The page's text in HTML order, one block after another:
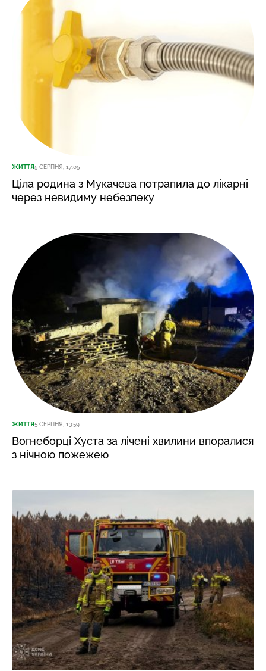
ЖИТТЯ5 СЕРПНЯ, 17:05
Ціла родина з Мукачева потрапила до лікарні
через невидиму небезпеку
ЖИТТЯ5 СЕРПНЯ, 13:59
Вогнеборці Хуста за лічені хвилини впоралися
з нічною пожежею